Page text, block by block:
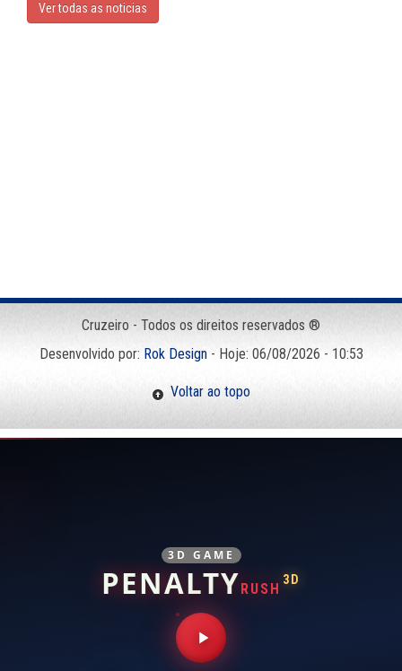
Ver todas as noticias
Cruzeiro - Todos os direitos reservados ®
Desenvolvido por: Rok Design- Hoje: 06/08/2026 - 10:53
Voltar ao topo
3D GAME
PENALTYRUSH
3D